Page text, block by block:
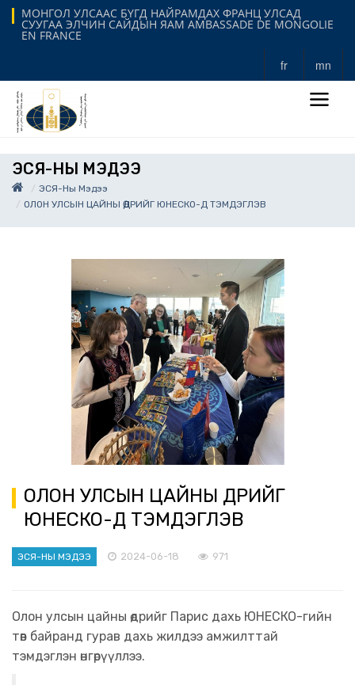
МОНГОЛ УЛСААС БҮГД НАЙРАМДАХ ФРАНЦ УЛСАД
СУУГАА ЭЛЧИН САЙДЫН ЯАМ AMBASSADE DE MONGOLIE
EN FRANCE
fr mn
ЭСЯ-НЫ МЭДЭЭ
ЭСЯ-Ны Мэдээ
ОЛОН УЛСЫН ЦАЙНЫ ӨДРИЙГ ЮНЕСКО-Д ТЭМДЭГЛЭВ
ОЛОН УЛСЫН ЦАЙНЫ ӨДРИЙГ
ЮНЕСКО-Д ТЭМДЭГЛЭВ
ЭСЯ-НЫ МЭДЭЭ 2024-06-18 971
Олон улсын цайны өдрийг Парис дахь ЮНЕСКО-гийн
төв байранд гурав дахь жилдээ амжилттай
тэмдэглэн өнгөрүүллээ.